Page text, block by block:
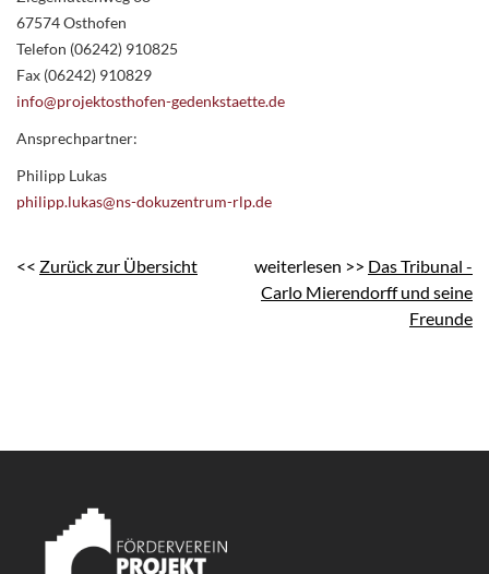
67574 Osthofen
Telefon (06242) 910825
Fax (06242) 910829
info@projektosthofen-gedenkstaette.de
Ansprechpartner:
Philipp Lukas
philipp.lukas@ns-dokuzentrum-rlp.de
<< Zurück zur Übersicht weiterlesen >> Das Tribunal -
Carlo Mierendorff und seine
Freunde